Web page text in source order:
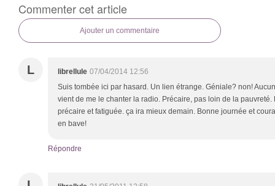
Commenter cet article
Ajouter un commentaire
L librellule 07/04/2014 12:56
Suis tombée ici par hasard. Un lien étrange. Géniale? non!
vient de me le chanter la radio. Précaire, pas loin de la
précaire et fatiguée. ça ira mieux demain. Bonne journée et
en bave!
Répondre